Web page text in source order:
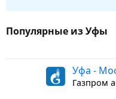
Популярные из Уфы
Уфа -
Газпром